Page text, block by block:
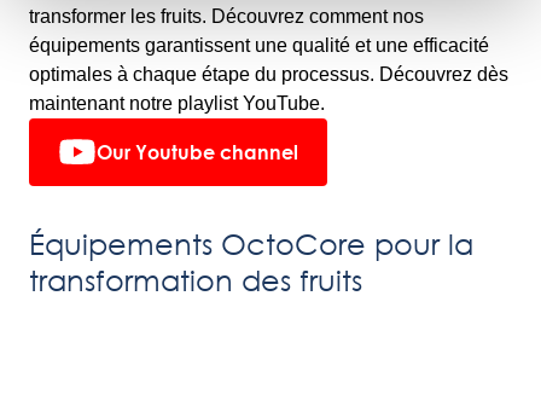
transformer les fruits. Découvrez comment nos
équipements garantissent une qualité et une efficacité
optimales à chaque étape du processus. Découvrez dès
maintenant notre playlist YouTube.
Our Youtube channel
Équipements OctoCore pour la
transformation des fruits